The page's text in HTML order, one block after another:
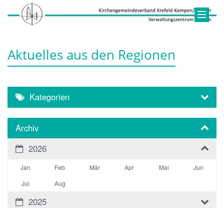
Aktuelles aus den Regionen
Kategorien
Archiv
2026
Jan Feb Mär Apr Mai
Jun
Jul
Aug
2025